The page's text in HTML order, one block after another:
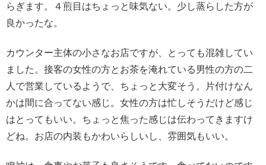
らぎます。４煎目はちょっと味気ない。少し蒸らした方が
良かったな。
カウンター主体の小さなお店ですが、とっても混雑してい
ました。接客の女性の方とお茶を淹れている男性の方の二
人で営業しているようで、ちょっと大変そう。片付けなん
かは間に合ってない感じ。女性の方は忙しそうだけど感じ
はとってもいい。ちょっと焦った感じは伝わってきますけ
どね。お店の内装もかわいらしいし、雰囲気もいい。